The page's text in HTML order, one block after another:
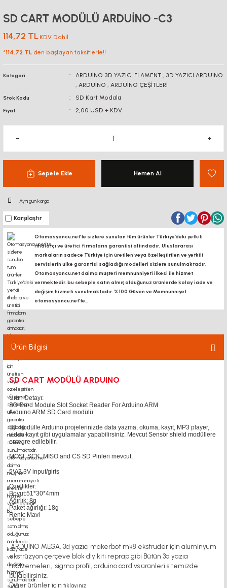
SD CART MODÜLÜ ARDUİNO -C3
114,72 TL KDV Dahil
*114,72 TL den başlayan taksitlerle!!
Kategori ARDUİNO 3D YAZICI FLAMENT , 3D YAZICI ARDUiNO
, ARDUİNO , ARDUİNO ÇEŞİTLERİ
Stok Kodu SD Kart Modülü
Fiyat 2,00 USD + KDV
Sepete Ekle Hemen Al
Aynı gün kargo
Karşılaştır
Otomasyoncu.net’te sizlere sunulan tüm ürünler Türkiye’deki yetkili
ithalatçı ve üretici firmaların garantisi altındadır, Uluslararası
markaların sadece Türkiye için üretilen veya özelleştirilen ve yetkili
servislerin ülke garantisi sağladığı modelleri sizlere sunulmaktadır.
Otomasyoncu.net daima müşteri memnunniyeti ilkesi ile hizmet
vermektedir. bu sebeple satın almış olduğunuz ürünlerde kolay iade ve
değişim hizmeti sunulmaktadır. %100 Güven ve Memnunniyet
otomasyoncu.net’te...
Ürün Bilgisi
SD CART MODÜLÜ ARDUINO
Ürün Detayı:
SD Card Module Slot Socket Reader For Arduino ARM
Arduino ARM SD Card modülü
Bu modülle Arduino projelerinizde data yazma, okuma, kayıt, MP3 player,
video kayıt gibi uygulamalar yapabilirsiniz. Mevcut Sensör shield modüllere
entegre edilebilir.
MOSI, SCK, MISO and CS SD Pinleri mevcut.
5V/3.3V input/giriş
Özellikler:
Boyut:51*30*4mm
Ağırlık: 8g
Paket ağırlığı: 18g
Renk: Mavi
ARDUİNO MEGA, 3d yazıcı makerbot mk8 ekstruder için alüminyum
ekstrüzyon çerçeve blok diy kiti reprap gibi Bütün 3d yazıcı
malzemeleri, sigma profil, arduino card vs ürünleri sitemizde
bulabilirsiniz.
Diğer ürünler için tıklayınız